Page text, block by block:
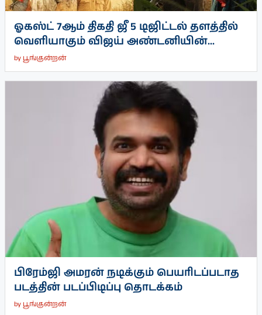
ஓகஸ்ட் 7ஆம் திகதி ஜீ 5 டிஜிட்டல் தளத்தில்
வெளியாகும் விஜய் அண்டனியின்...
by பூங்குன்றன்
பிரேம்ஜி அமரன் நடிக்கும் பெயரிடப்படாத
படத்தின் படப்பிடிப்பு தொடக்கம்
by பூங்குன்றன்